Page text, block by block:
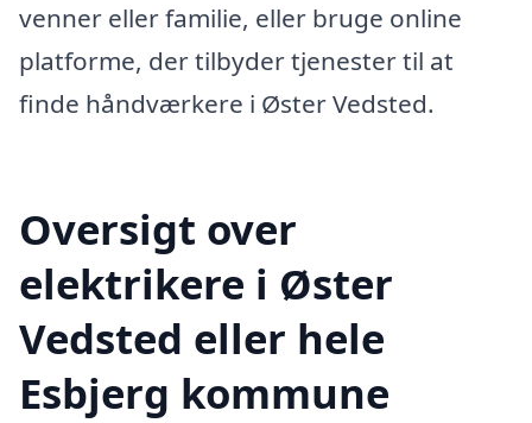
venner eller familie, eller bruge online
platforme, der tilbyder tjenester til at
finde håndværkere i Øster Vedsted.
Oversigt over
elektrikere i Øster
Vedsted eller hele
Esbjerg kommune